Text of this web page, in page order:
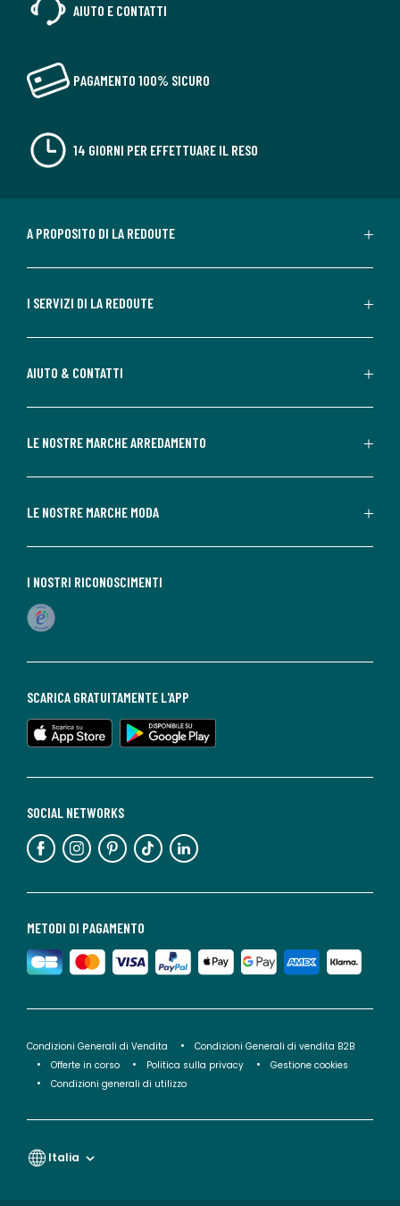
AIUTO E CONTATTI
PAGAMENTO 100% SICURO
14 GIORNI PER EFFETTUARE IL RESO
A PROPOSITO DI LA REDOUTE
I SERVIZI DI LA REDOUTE
AIUTO & CONTATTI
LE NOSTRE MARCHE ARREDAMENTO
LE NOSTRE MARCHE MODA
METODI DI PAGAMENTO
SOCIAL NETWORKS
SCARICA GRATUITAMENTE L'APP
I NOSTRI RICONOSCIMENTI
Condizioni Generali di Vendita
Condizioni Generali di vendita B2B
Offerte in corso
Politica sulla privacy
Gestione cookies
Condizioni generali di utilizzo
Italia